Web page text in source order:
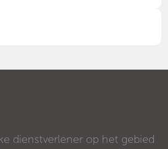
dienstverlener op het gebied